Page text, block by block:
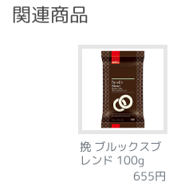
関連商品
挽 ブルックスブ
レンド 100g
655円